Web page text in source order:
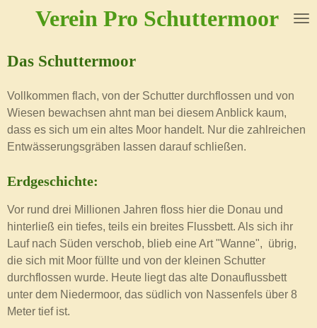
Verein Pro Schuttermoor
Das Schuttermoor
Vollkommen flach, von der Schutter durchflossen und von
Wiesen bewachsen ahnt man bei diesem Anblick kaum,
dass es sich um ein altes Moor handelt. Nur die zahlreichen
Entwässerungsgräben lassen darauf schließen.
Erdgeschichte:
Vor rund drei Millionen Jahren floss hier die Donau und
hinterließ ein tiefes, teils ein breites Flussbett. Als sich ihr
Lauf nach Süden verschob, blieb eine Art "Wanne", übrig,
die sich mit Moor füllte und von der kleinen Schutter
durchflossen wurde. Heute liegt das alte Donauflussbett
unter dem Niedermoor, das südlich von Nassenfels über 8
Meter tief ist.